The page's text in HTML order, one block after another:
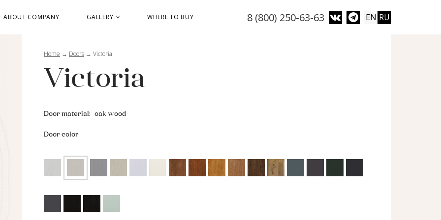
8 (800) 250-63-63 EN RU
ABOUT COMPANY GALLERY WHERE TO BUY
Home → Doors → Victoria
Victoria
Door material: oak wood
Door color